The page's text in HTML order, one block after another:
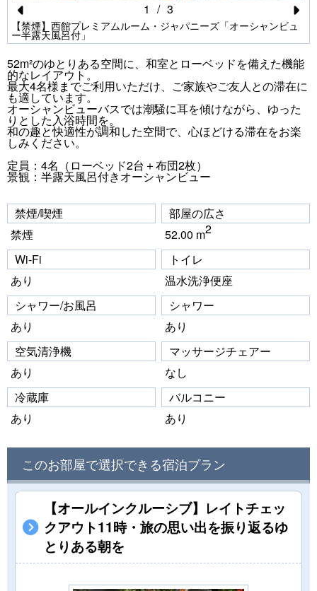
Pr
e
vi
o
u
s
【禁煙】西館プレミアムルーム・ジャパニーズ「オーシャンビュ
ー半露天風呂付」
N
e
xt
1 / 3
52m²のゆとりある空間に、和室とローベッドを備えた機能
的なレイアウト。
最大4名様までご利用いただけ、ご家族やご友人との滞在に
も適しています。
オーシャンビューバスでは潮騒に耳を傾けながら、ゆった
りとした入浴時間を。
和の趣と快適性が調和した空間で、心ほどける滞在をお楽
しみください。
定員：4名（ローベッド2台＋布団2枚）
景観：半露天風呂付きオーシャンビュー
禁煙/喫煙
禁煙
部屋の広さ
52.00 m2
Wi-Fi
あり
トイレ
温水洗浄便座
シャワー/お風呂
あり
シャワー
あり
空気清浄機
あり
マッサージチェアー
なし
冷蔵庫
あり
バルコニー
あり
このお部屋で選択できる宿泊プラン
【オールインクルーシブ】レイトチェッ
クアウト11時・旅の思い出を振り返るゆ
とりある朝を